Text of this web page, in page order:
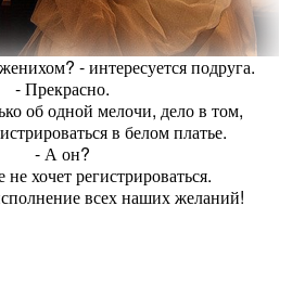
- интересуется подруга.
- Прекрасно.
об одной мелочи, дело в том,
в белом платье.
- А он?
хочет регистрироваться.
всех наших желаний!